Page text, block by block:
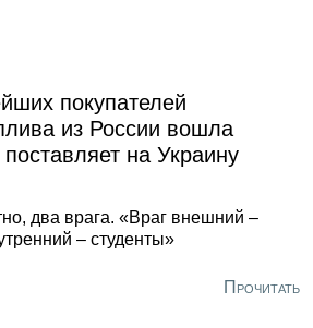
покупателей
из России вошла
на Украину
два врага. «Враг внешний –
– студенты»
Прочитать